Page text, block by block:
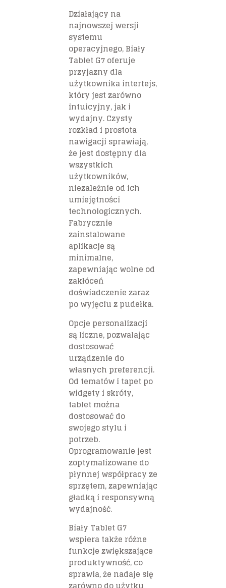
Działający na
najnowszej wersji
systemu
operacyjnego, Biały
Tablet G7 oferuje
przyjazny dla
użytkownika interfejs,
który jest zarówno
intuicyjny, jak i
wydajny. Czysty
rozkład i prostota
nawigacji sprawiają,
że jest dostępny dla
wszystkich
użytkowników,
niezależnie od ich
umiejętności
technologicznych.
Fabrycznie
zainstalowane
aplikacje są
minimalne,
zapewniając wolne od
zakłóceń
doświadczenie zaraz
po wyjęciu z pudełka.
Opcje personalizacji
są liczne, pozwalając
dostosować
urządzenie do
własnych preferencji.
Od tematów i tapet po
widgety i skróty,
tablet można
dostosować do
swojego stylu i
potrzeb.
Oprogramowanie jest
zoptymalizowane do
płynnej współpracy ze
sprzętem, zapewniając
gładką i responsywną
wydajność.
Biały Tablet G7
wspiera także różne
funkcje zwiększające
produktywność, co
sprawia, że nadaje się